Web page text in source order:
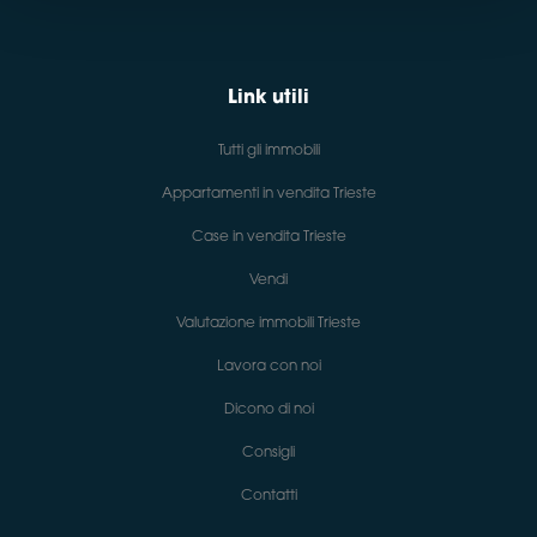
Link utili
Tutti gli immobili
Appartamenti in vendita Trieste
Case in vendita Trieste
Vendi
Valutazione immobili Trieste
Lavora con noi
Dicono di noi
Consigli
Contatti